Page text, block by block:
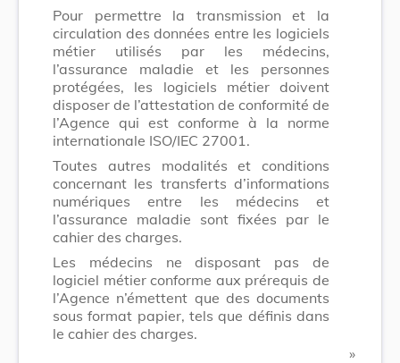
Pour permettre la transmission et la
circulation des données entre les logiciels
métier utilisés par les médecins,
l’assurance maladie et les personnes
protégées, les logiciels métier doivent
disposer de l’attestation de conformité de
l’Agence qui est conforme à la norme
internationale ISO/IEC 27001.
Toutes autres modalités et conditions
concernant les transferts d’informations
numériques entre les médecins et
l’assurance maladie sont fixées par le
cahier des charges.
Les médecins ne disposant pas de
logiciel métier conforme aux prérequis de
l’Agence n’émettent que des documents
sous format papier, tels que définis dans
le cahier des charges.
​ »